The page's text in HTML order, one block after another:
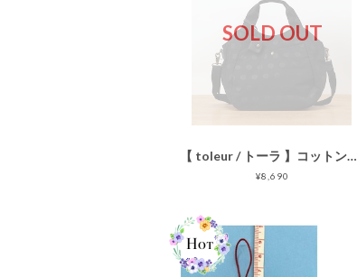
SOLD OUT
【 toleur / トーラ 】コットンナイロントート 11928
¥8,690